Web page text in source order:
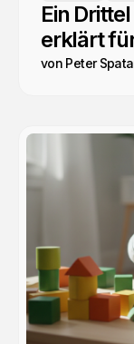
Ein
erklärt
von Peter